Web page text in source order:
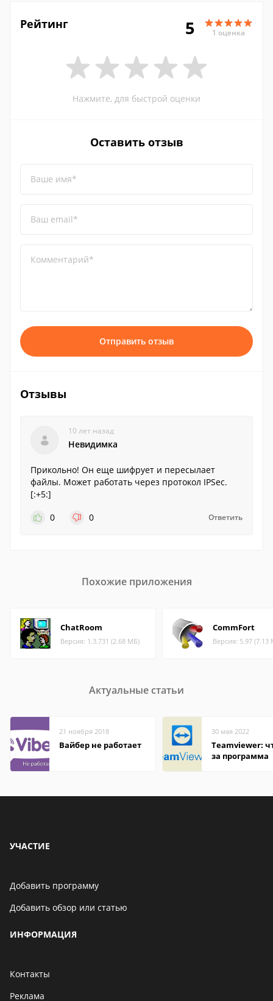
Рейтинг 5 1 оценка
Нажмите, для быстрой оценки
Оставить отзыв
Ваше имя*
Ваш email*
Комментарий*
Отправить отзыв
Отзывы
10 лет назад
Невидимка
Прикольно! Он еще шифрует и пересылает
файлы. Может работать через протокол IPSec.
[:+5:]
0
0 Ответить
Похожие приложения
ChatRoom
Версия: 1.3.731 (2.68 МБ)
CommFort
Версия: 5.97 (7.13
Актуальные статьи
21 ноября 2018
Вайбер не работает
30 мая 2022
Teamviewer:
за программа
УЧАСТИЕ
Добавить программу
Добавить обзор или статью
ИНФОРМАЦИЯ
Контакты
Реклама